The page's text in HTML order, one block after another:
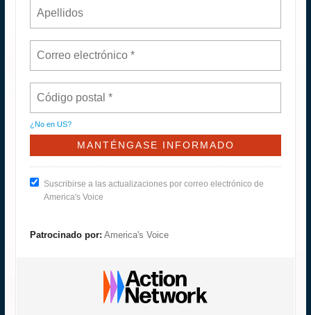
¿No en US?
Suscribirse a las actualizaciones por correo electrónico de
America's Voice
Patrocinado por: America's Voice